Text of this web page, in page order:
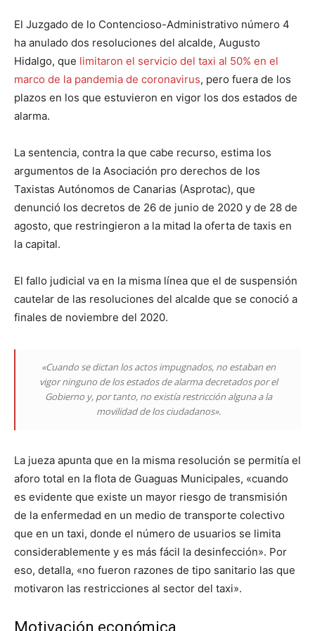
El Juzgado de lo Contencioso-Administrativo número 4
ha anulado dos resoluciones del alcalde, Augusto
Hidalgo, que limitaron el servicio del taxi al 50% en el
marco de la pandemia de coronavirus, pero fuera de los
plazos en los que estuvieron en vigor los dos estados de
alarma.
La sentencia, contra la que cabe recurso, estima los
argumentos de la Asociación pro derechos de los
Taxistas Autónomos de Canarias (Asprotac), que
denunció los decretos de 26 de junio de 2020 y de 28 de
agosto, que restringieron a la mitad la oferta de taxis en
la capital.
El fallo judicial va en la misma línea que el de suspensión
cautelar de las resoluciones del alcalde que se conoció a
finales de noviembre del 2020.
«Cuando se dictan los actos impugnados, no estaban en
vigor ninguno de los estados de alarma decretados por el
Gobierno y, por tanto, no existía restricción alguna a la
movilidad de los ciudadanos».
La jueza apunta que en la misma resolución se permitía el
aforo total en la flota de Guaguas Municipales, «cuando
es evidente que existe un mayor riesgo de transmisión
de la enfermedad en un medio de transporte colectivo
que en un taxi, donde el número de usuarios se limita
considerablemente y es más fácil la desinfección». Por
eso, detalla, «no fueron razones de tipo sanitario las que
motivaron las restricciones al sector del taxi».
Motivación económica